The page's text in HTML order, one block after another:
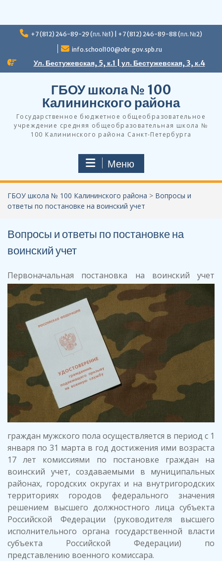
Перейти
+7 (812) 246-89-29 (пл. №1) | +7 (812) 246-89-88 (пл. №2)
info.school100@obr.gov.spb.ru
Ул. Бестужевская, 5, к.1 | ул. Бестужевская, 3, к.4
ГБОУ школа № 100
Калининского района
Государственное бюджетное общеобразовательное
учреждение средняя общеобразовательная школа №
100 Калининского района Санкт-Петербурга
Меню
ГБОУ школа № 100 Калининского района > Вопросы и
ответы по постановке на воинский учет
Вопросы и ответы по постановке на
воинский учет
Первоначальная постановка на воинский учет
граждан мужского пола осуществляется в период с 1
января по 31 марта в год достижения ими возраста
17 лет комиссиями по постановке граждан на
воинский учет, создаваемыми в муниципальных
районах, городских округах и на внутригородских
территориях городов федерального значения
решением высшего должностного лица субъекта
Российской Федерации (руководителя высшего
исполнительного органа государственной власти
субъекта Российской Федерации) по
представлению военного комиссара.